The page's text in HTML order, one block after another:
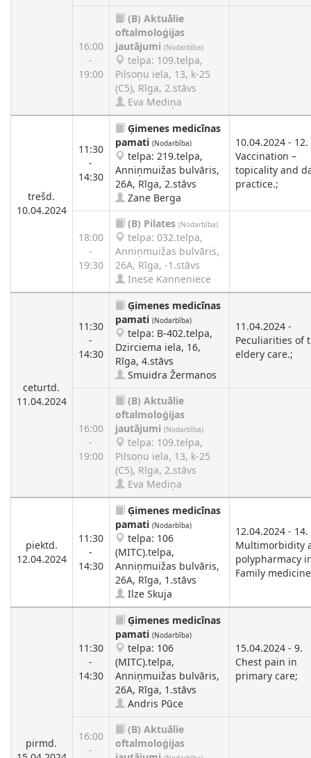
16:00
-
19:00
(B) Aktuālie
oftalmoloģijas
jautājumi (Nodarbība)
telpa: 109.telpa,
Pilsoņu iela, 13, k-25
(C5), Rīga, 2.stāvs
Eva Mediņa
trešd.
10.04.2024
11:30
-
14:30
Ģimenes medicīnas
pamati (Nodarbība)
telpa: 219.telpa,
Anniņmuižas bulvāris,
26A, Rīga, 2.stāvs
Zane Berga
10.04.2024 - 12.
Vaccination –
topicality and
practice.;
18:00
-
19:30
(B) Pilates (Nodarbība)
telpa: 032.telpa,
Anniņmuižas bulvāris,
26A, Rīga, -1.stāvs
Inese Kanneniece
ceturtd.
11.04.2024
11:30
-
14:30
Ģimenes medicīnas
pamati (Nodarbība)
telpa: B-402.telpa,
Dzirciema iela, 16,
Rīga, 4.stāvs
Smuidra Žermanos
11.04.2024 -
Peculiarities of
eldery care.;
16:00
-
19:00
(B) Aktuālie
oftalmoloģijas
jautājumi (Nodarbība)
telpa: 109.telpa,
Pilsoņu iela, 13, k-25
(C5), Rīga, 2.stāvs
Eva Mediņa
piektd.
12.04.2024
11:30
-
14:30
Ģimenes medicīnas
pamati (Nodarbība)
telpa: 106
(MITC).telpa,
Anniņmuižas bulvāris,
26A, Rīga, 1.stāvs
Ilze Skuja
12.04.2024 - 14.
Multimorbidity
polypharmacy
Family
pirmd.
11:30
-
14:30
Ģimenes medicīnas
pamati (Nodarbība)
telpa: 106
(MITC).telpa,
Anniņmuižas bulvāris,
26A, Rīga, 1.stāvs
Andris Pūce
15.04.2024 - 9.
Chest pain in
primary care;
16:00
-
(B) Aktuālie
oftalmoloģijas